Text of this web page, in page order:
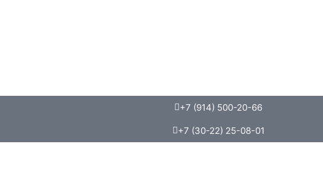
+7 (914) 500-20-66
+7 (30-22) 25-08-01